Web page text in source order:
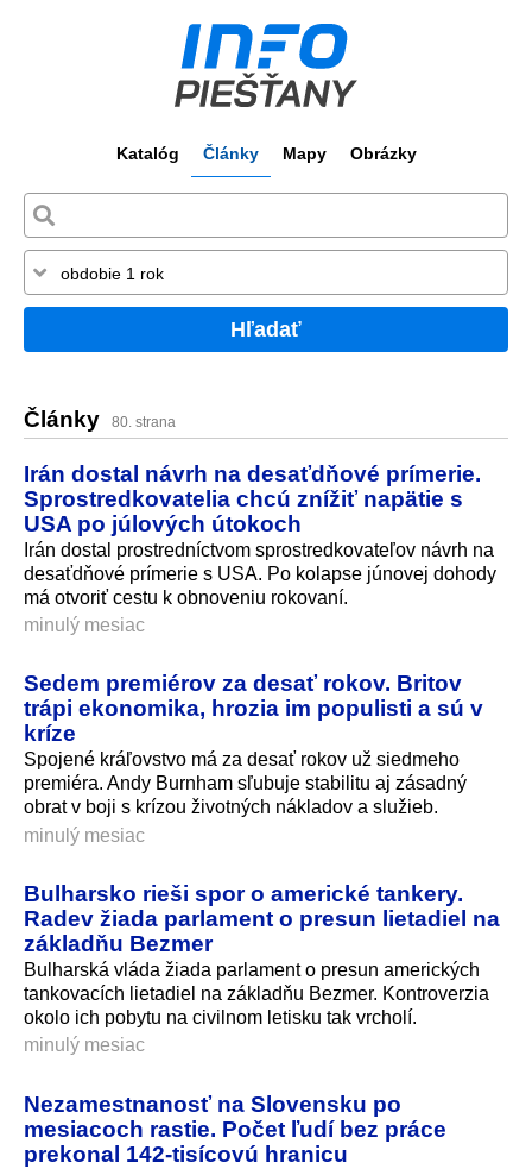
Katalóg Články Mapy Obrázky
Hľadať
Články 80. strana
Irán dostal návrh na desaťdňové prímerie.
Sprostredkovatelia chcú znížiť napätie s
USA po júlových útokoch
Irán dostal prostredníctvom sprostredkovateľov návrh na
desaťdňové prímerie s USA. Po kolapse júnovej dohody
má otvoriť cestu k obnoveniu rokovaní.
minulý mesiac
Sedem premiérov za desať rokov. Britov
trápi ekonomika, hrozia im populisti a sú v
kríze
Spojené kráľovstvo má za desať rokov už siedmeho
premiéra. Andy Burnham sľubuje stabilitu aj zásadný
obrat v boji s krízou životných nákladov a služieb.
minulý mesiac
Bulharsko rieši spor o americké tankery.
Radev žiada parlament o presun lietadiel na
základňu Bezmer
Bulharská vláda žiada parlament o presun amerických
tankovacích lietadiel na základňu Bezmer. Kontroverzia
okolo ich pobytu na civilnom letisku tak vrcholí.
minulý mesiac
Nezamestnanosť na Slovensku po
mesiacoch rastie. Počet ľudí bez práce
prekonal 142‑tisícovú hranicu